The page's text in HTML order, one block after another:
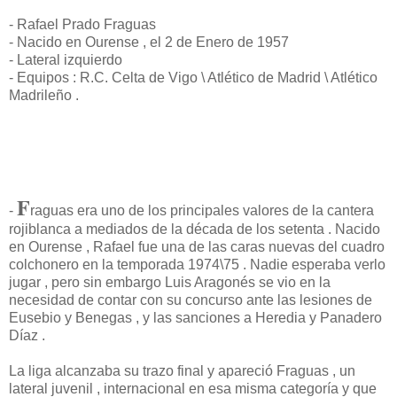
- Rafael Prado Fraguas
- Nacido en Ourense , el 2 de Enero de 1957
- Lateral izquierdo
- Equipos : R.C. Celta de Vigo \ Atlético de Madrid \ Atlético
Madrileño .
- Fraguas era uno de los principales valores de la cantera
rojiblanca a mediados de la década de los setenta . Nacido
en Ourense , Rafael fue una de las caras nuevas del cuadro
colchonero en la temporada 1974\75 . Nadie esperaba verlo
jugar , pero sin embargo Luis Aragonés se vio en la
necesidad de contar con su concurso ante las lesiones de
Eusebio y Benegas , y las sanciones a Heredia y Panadero
Díaz .
La liga alcanzaba su trazo final y apareció Fraguas , un
lateral juvenil , internacional en esa misma categoría y que